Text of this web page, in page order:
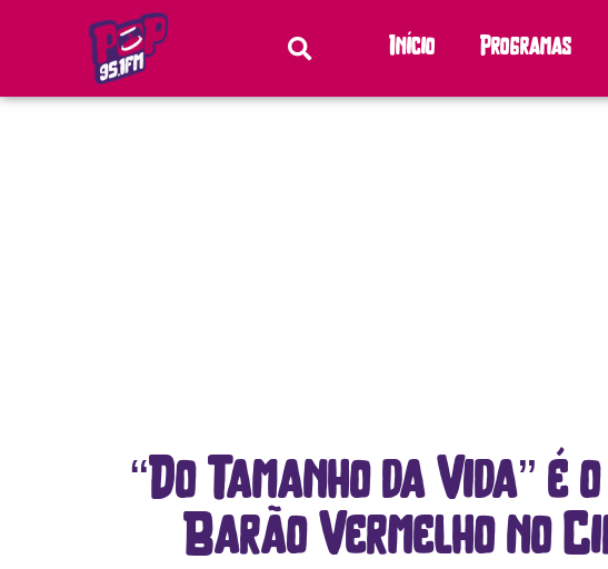
Início Programas
“Do Tamanho da Vida” é
Barão Vermelho no